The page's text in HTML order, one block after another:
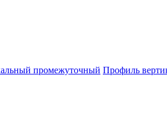
промежуточный Профиль